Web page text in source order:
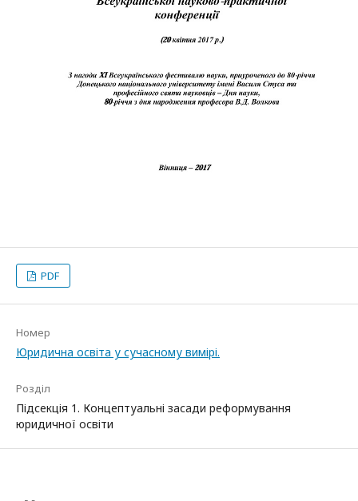
PDF
Номер
Юридична освіта у сучасному вимірі.
Розділ
Підсекція 1. Концептуальні засади реформування
юридичної освіти